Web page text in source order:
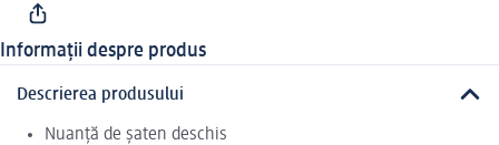
Informații despre produs
Descrierea produsului
Nuanță de șaten deschis